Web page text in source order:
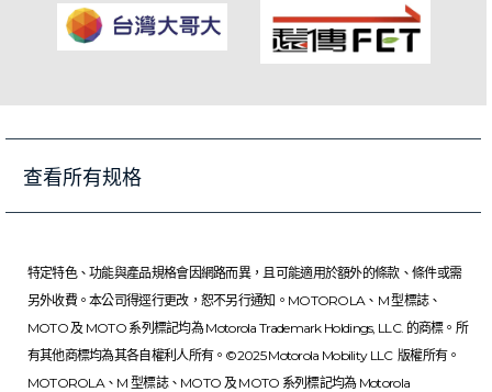
查看所有规格
特定特色、功能與產品規格會因網路而異，且可能適用於額外的條款、條件或需
另外收費。本公司得逕行更改，恕不另行通知。MOTOROLA、M 型標誌、
MOTO 及 MOTO 系列標記均為 Motorola Trademark Holdings, LLC. 的商標。所
有其他商標均為其各自權利人所有。©2025 Motorola Mobility LLC 版權所有。
MOTOROLA、M 型標誌、MOTO 及 MOTO 系列標記均為 Motorola